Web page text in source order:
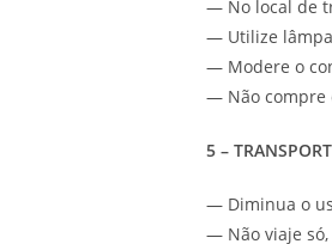
— No local de
— Utilize
— Modere o
— Não compre
5 –
— Diminua o
— Não viaje